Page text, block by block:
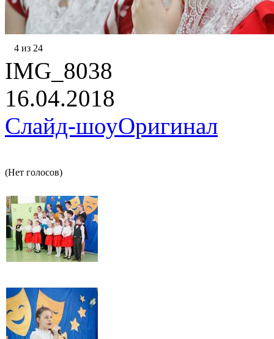
4 из 24
IMG_8038
16.04.2018
Слайд-шоуОригинал
(Нет голосов)